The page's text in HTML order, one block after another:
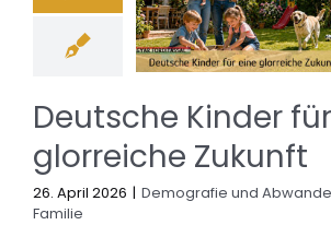
Deutsche Kinder
glorreiche Zukunft
26. April 2026 | Demografie und
Familie